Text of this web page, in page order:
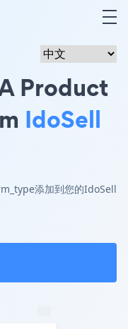
A Product
IdoSell
添加到您的IdoSell